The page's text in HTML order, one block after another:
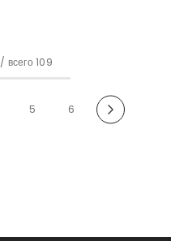
/ всего 109
5 6